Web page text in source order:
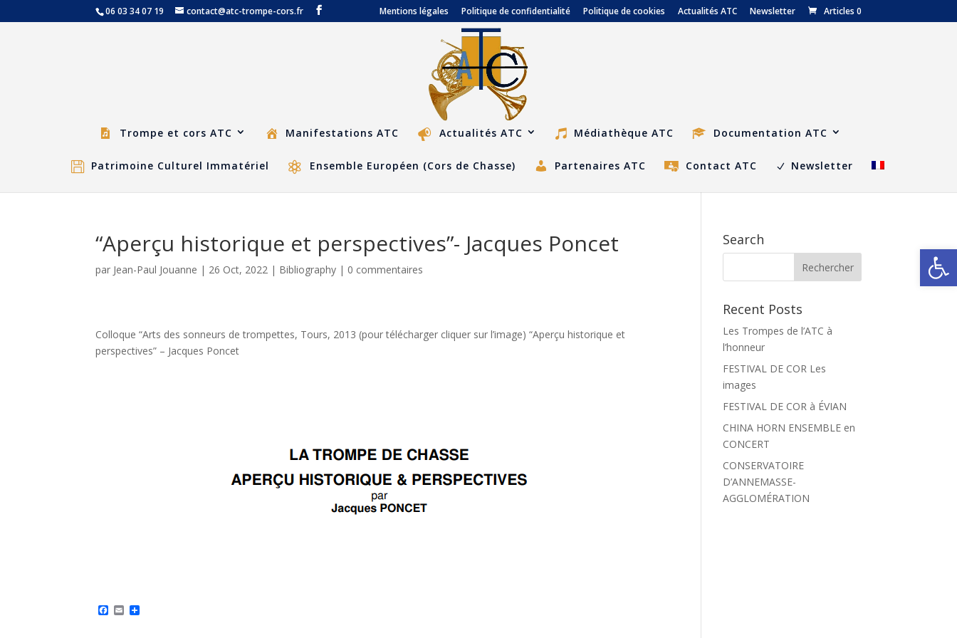
Ouvrir
06 03 34 07 19 contact@atc-trompe-cors.fr Mentions légales Politique de confidentialité Politique de cookies Actualités ATC Newsletter Articles 0
Trompe et cors ATC Manifestations ATC Actualités ATC Médiathèque ATC Documentation ATC
Patrimoine Culturel Immatériel Ensemble Européen (Cors de Chasse) Partenaires ATC Contact ATC Newsletter
“Aperçu historique et perspectives”- Jacques Poncet
par Jean-Paul Jouanne | 26 Oct, 2022 | Bibliography | 0 commentaires
Colloque “Arts des sonneurs de trompettes, Tours, 2013 (pour télécharger cliquer sur l’image) “Aperçu historique et
perspectives” – Jacques Poncet
F
a
E
m
Search
Recent Posts
Les Trompes de l’ATC à
l’honneur
FESTIVAL DE COR Les
images
FESTIVAL DE COR à ÉVIAN
CHINA HORN ENSEMBLE en
CONCERT
CONSERVATOIRE
D’ANNEMASSE-
AGGLOMÉRATION